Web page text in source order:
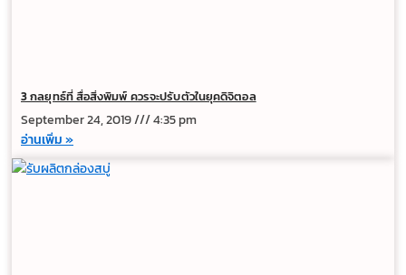
3 กลยุทธ์ที่ สื่อสิ่งพิมพ์ ควรจะปรับตัวในยุคดิจิตอล
September 24, 2019
4:35 pm
อ่านเพิ่ม »